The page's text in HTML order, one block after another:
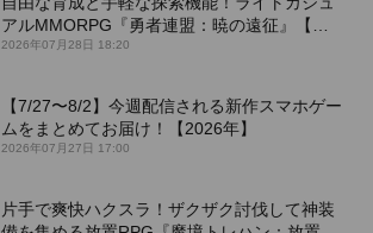
アルMMORPG『勇者連盟：暁の遠征』【最
新作PICKUP】
2026年07月28日 18:20
【7/27〜8/2】今週配信される新作スマホゲー
ムをまとめてお届け！【2026年】
2026年07月27日 17:00
片手で爽快ハクスラ！ザクザク討伐して神装